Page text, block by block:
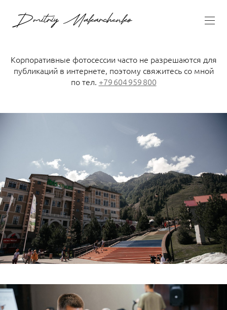
Корпоративные фотосессии часто не разрешаются для
публикаций в интернете, поэтому свяжитесь со мной
по тел. +79 604 959 800